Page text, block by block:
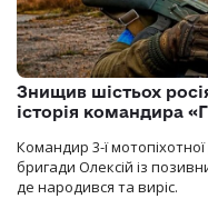
Знищив шістьох
історія командира
Командир 3-ї
бригади Олексій із
де народився та виріс.